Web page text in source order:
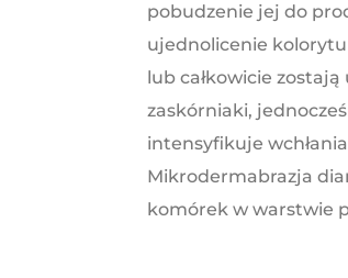
pobudzenie jej do
ujednolicenie
lub całkowicie
zaskórniaki,
intensyfikuje
Mikrodermabrazja
komórek w warstwie